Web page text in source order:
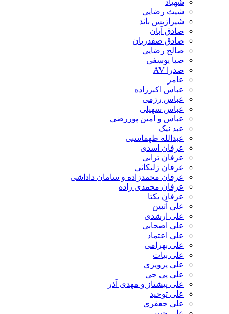
شیث رضایی
شیرازیس باند
صادق آبان
صادق صفدریان
صالح رضایی
صبا یوسفی
عباس اکبرزاده
عباس رزمی
عباس سهیلی
عباس و امین پوررضی
عبد نیک
عبدالله طهماسبی‎
عرفان اسدی
عرفان ترابی
عرفان زلیکانی
عرفان محمدزاده و سامان داداشی
عرفان محمدی زاده
عرفان یکتا
علی آتبین
علی ارشدی
علی اصحابی
علی اعتماد
علی بهرامی
علی بیات
علی پرویزی
علی پی جی
علی پیشتاز و مهدی آذر
علی توحید
علی جعفری